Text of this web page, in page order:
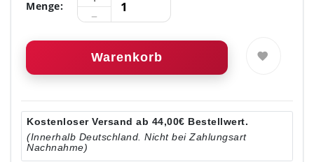
Menge:
Warenkorb
Kostenloser Versand ab 44,00€ Bestellwert.
(Innerhalb Deutschland. Nicht bei Zahlungsart
Nachnahme)